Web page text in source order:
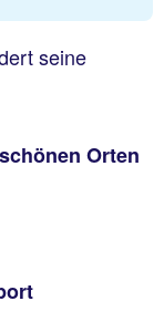
seine
Orten